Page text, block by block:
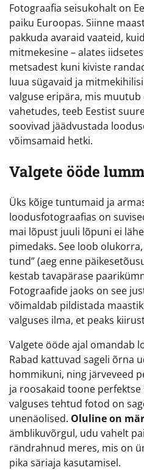
Fotograafia seisukohalt on
paiku Euroopas. Siinne
pakkuda avaraid vaateid,
mitmekesine – alates
metsadest kuni kiviste
luua sügavaid ja
valguse eripära, mis
vahetudes, teeb Eestist
soovivad jäädvustada
võimsamaid hetki.
Valgete ööde
Üks kõige tuntumaid ja
loodusfotograafias on
mai lõpust juuli lõpuni ei
pimedaks. See loob
tund” (aeg enne
kestab tavapärase
Fotograafide jaoks on see
võimaldab pildistada
valguses ilma, et peaks
Valgete ööde ajal omandab
Rabad kattuvad sageli õrna
hommikuni, ning järveveed
ja roosakaid toone perfektse
valguses tehtud fotod on
unenäolised. Oluline on
ämblikuvõrgul, udu vahelt
rändrahnud meres, mis on
pika säriaja kasutamisel.